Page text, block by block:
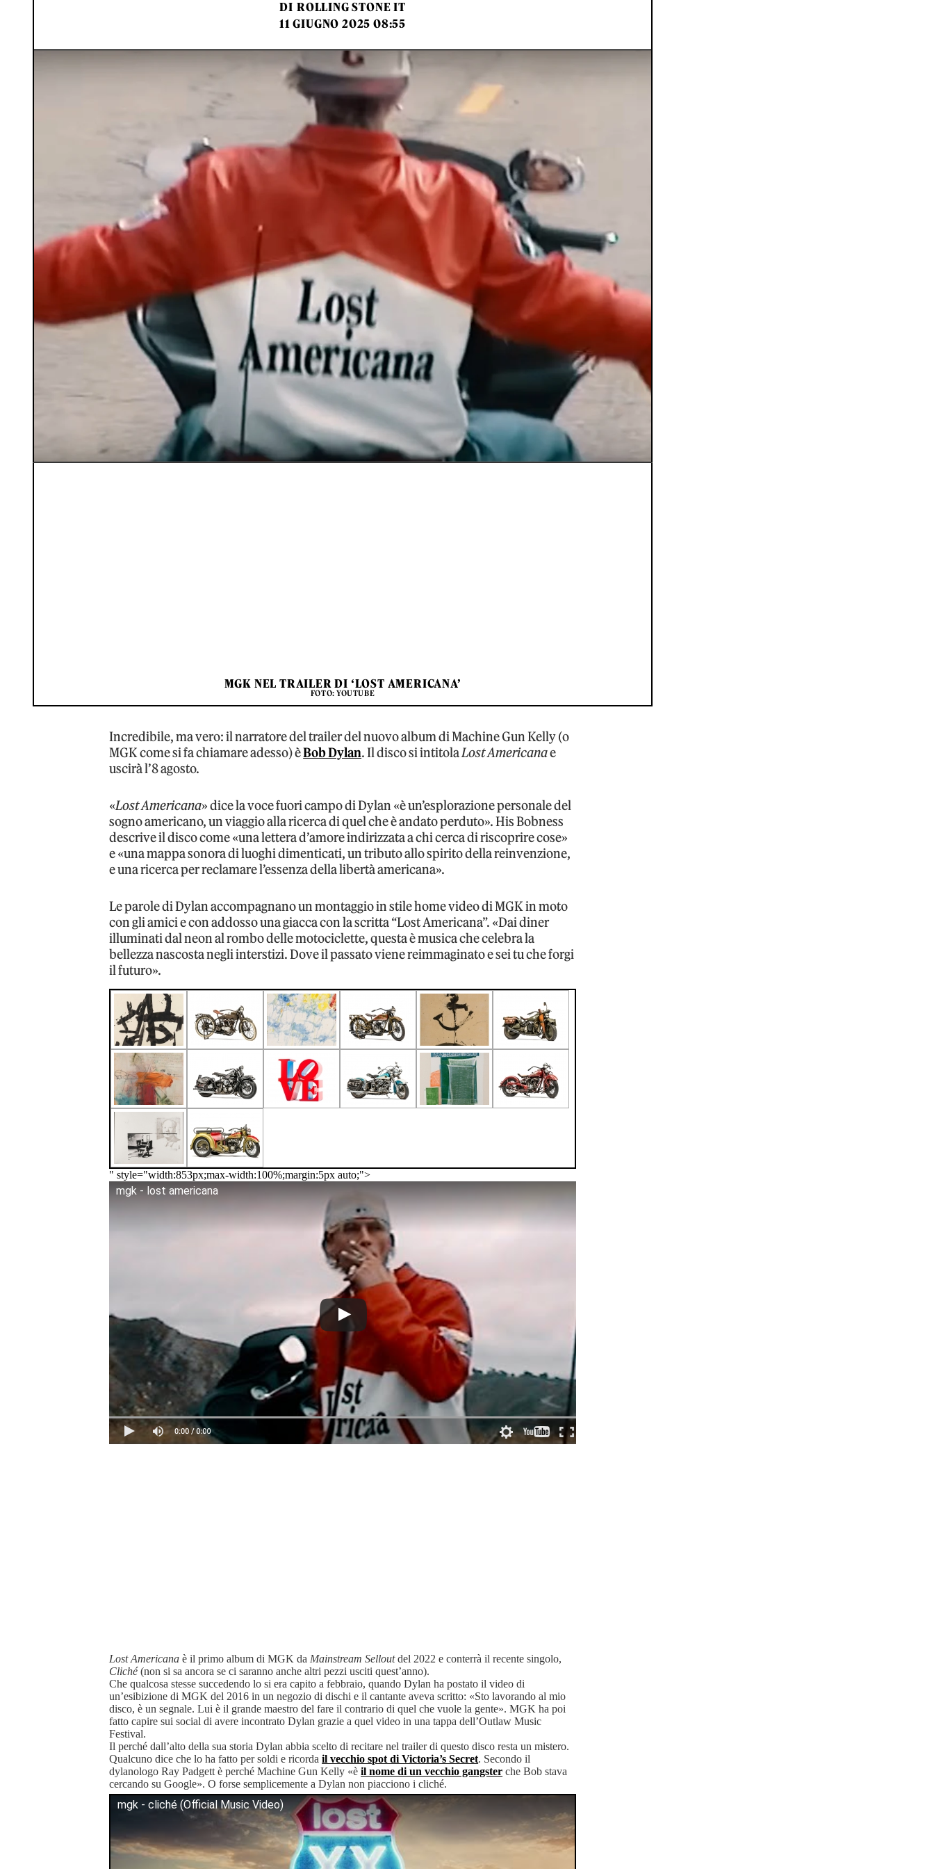
DI ROLLING STONE IT
11 GIUGNO 2025 08:55
MGK NEL TRAILER DI ‘LOST AMERICANA’
FOTO: YOUTUBE
Incredibile, ma vero: il narratore del trailer del nuovo album di Machine Gun Kelly (o
MGK come si fa chiamare adesso) èBob Dylan. Il disco si intitolaLost Americanae
uscirà l’8 agosto.
«Lost Americana» dice la voce fuori campo di Dylan «è un’esplorazione personale del
sogno americano, un viaggio alla ricerca di quel che è andato perduto». His Bobness
descrive il disco come «una lettera d’amore indirizzata a chi cerca di riscoprire cose»
e «una mappa sonora di luoghi dimenticati, un tributo allo spirito della reinvenzione,
e una ricerca per reclamare l’essenza della libertà americana».
Le parole di Dylan accompagnano un montaggio in stile home video di MGK in moto
con gli amici e con addosso una giacca con la scritta “Lost Americana”. «Dai diner
illuminati dal neon al rombo delle motociclette, questa è musica che celebra la
bellezza nascosta negli interstizi. Dove il passato viene reimmaginato e sei tu che forgi
il futuro».
" style="width:853px;max-width:100%;margin:5px auto;">
mgk - lost americana
Lost Americana è il primo album di MGK da Mainstream Selloutdel 2022 e conterrà il recente singolo,
Cliché(non si sa ancora se ci saranno anche altri pezzi usciti quest’anno).
Che qualcosa stesse succedendo lo si era capito a febbraio, quando Dylan ha postato il video di
un’esibizione di MGK del 2016 in un negozio di dischi e il cantante aveva scritto: «Sto lavorando al mio
disco, è un segnale. Lui è il grande maestro del fare il contrario di quel che vuole la gente». MGK ha poi
fatto capire sui social di avere incontrato Dylan grazie a quel video in una tappa dell’Outlaw Music
Festival.
Il perché dall’alto della sua storia Dylan abbia scelto di recitare nel trailer di questo disco resta un mistero.
Qualcuno dice che lo ha fatto per soldi e ricordail vecchio spot di Victoria’s Secret. Secondo il
dylanologo Ray Padgett è perché Machine Gun Kelly «èil nome di un vecchio gangster che Bob stava
cercando su Google». O forse semplicemente a Dylan non piacciono i cliché.
mgk - cliché (Official Music Video)